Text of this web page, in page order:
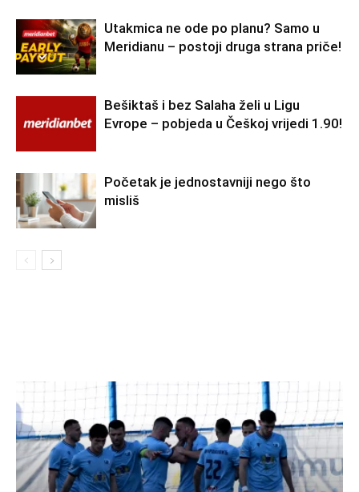
Utakmica ne ode po planu? Samo u
Meridianu – postoji druga strana priče!
Bešiktaš i bez Salaha želi u Ligu
Evrope – pobjeda u Češkoj vrijedi 1.90!
Početak je jednostavniji nego što
misliš